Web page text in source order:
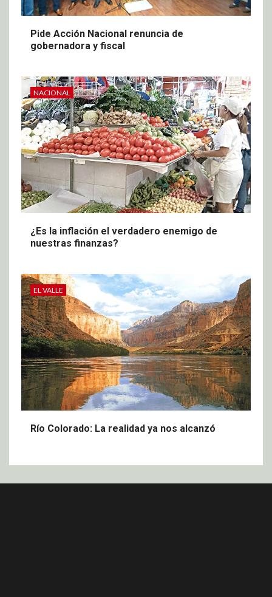
Pide Acción Nacional renuncia de
gobernadora y fiscal
NACIONAL
¿Es la inflación el verdadero enemigo de
nuestras finanzas?
EL VALLE
Río Colorado: La realidad ya nos alcanzó